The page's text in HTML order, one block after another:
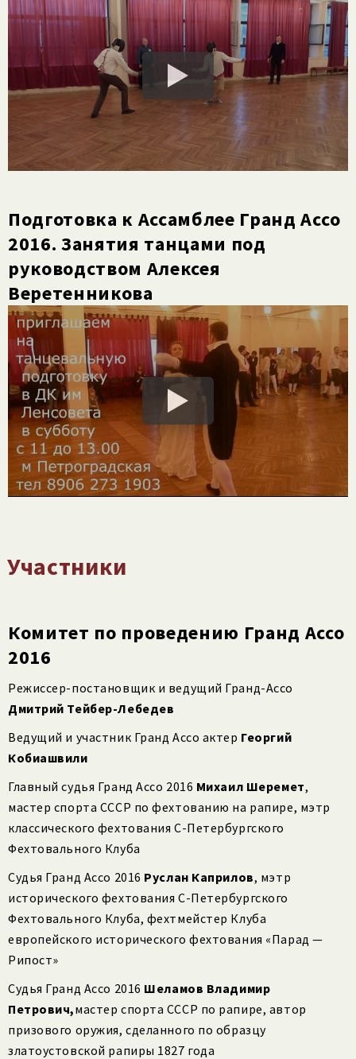
Подготовка к Ассамблее Гранд Ассо
2016. Занятия танцами под
руководством Алексея
Веретенникова
Участники
Комитет по проведению Гранд Ассо
2016
Режиссер-постановщик и ведущий Гранд-Ассо
Дмитрий Тейбер-Лебедев
Ведущий и участник Гранд Ассо актер Георгий
Кобиашвили
Главный судья Гранд Ассо 2016 Михаил Шеремет,
мастер спорта СССР по фехтованию на рапире, мэтр
классического фехтования С-Петербургского
Фехтовального Клуба
Судья Гранд Ассо 2016 Руслан Каприлов, мэтр
исторического фехтования С-Петербургского
Фехтовального Клуба, фехтмейстер Клуба
европейского исторического фехтования «Парад —
Рипост»
Судья Гранд Ассо 2016 Шеламов Владимир
Петрович,мастер спорта СССР по рапире, автор
призового оружия, сделанного по образцу
златоустовской рапиры 1827 года